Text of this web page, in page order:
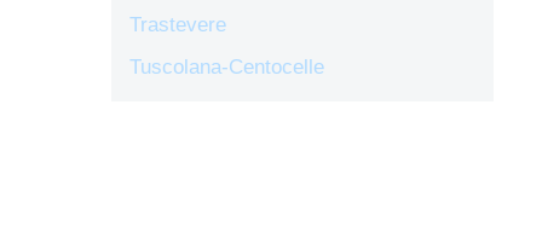
Trastevere
Tuscolana-Centocelle